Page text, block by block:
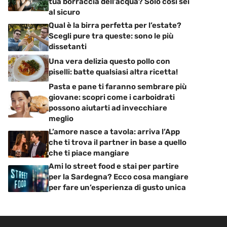
al sicuro
Qual è la birra perfetta per l’estate?
Scegli pure tra queste: sono le più
dissetanti
Una vera delizia questo pollo con
piselli: batte qualsiasi altra ricetta!
Pasta e pane ti faranno sembrare più
giovane: scopri come i carboidrati
possono aiutarti ad invecchiare
meglio
L’amore nasce a tavola: arriva l’App
che ti trova il partner in base a quello
che ti piace mangiare
Ami lo street food e stai per partire
per la Sardegna? Ecco cosa mangiare
per fare un’esperienza di gusto unica